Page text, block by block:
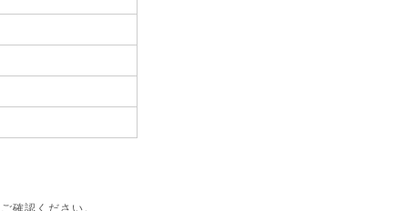
確認ください。